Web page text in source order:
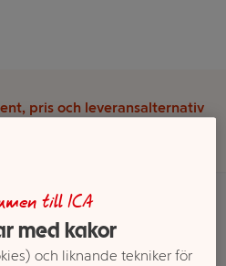
pris och leveransalternativ
Kyckling & Fågel
fryst
till ICA
med kakor
och liknande tekniker för